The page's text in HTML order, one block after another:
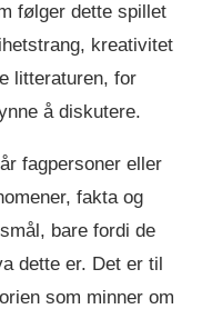
følger dette spillet
kreativitet
litteraturen, for
å diskutere.
fagpersoner eller
fakta og
bare fordi de
dette er. Det er til
som minner om